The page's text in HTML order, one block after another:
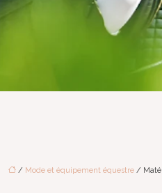
/ Mode et équipement équestre /